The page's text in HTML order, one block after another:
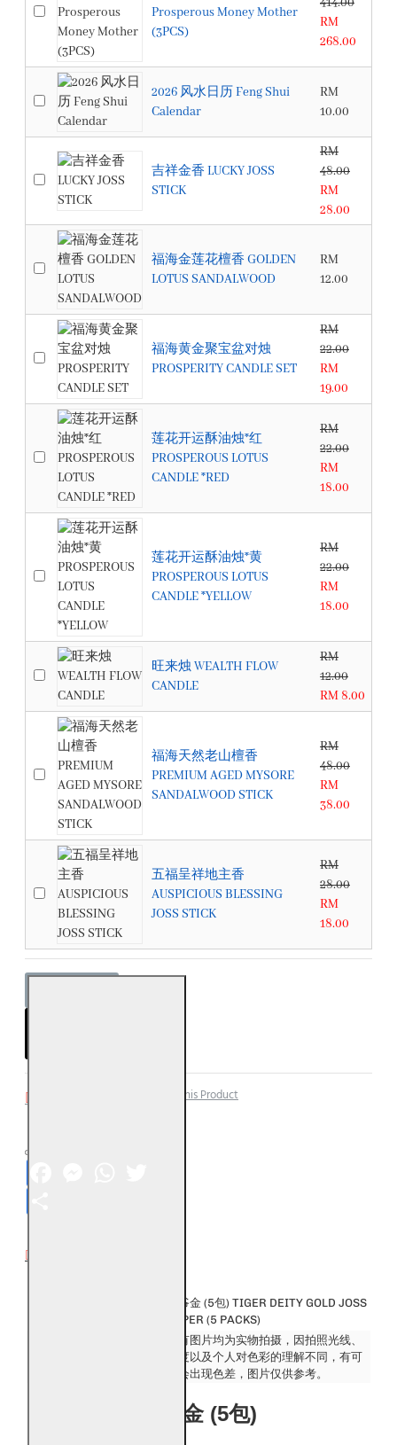
Prosperous Money Mother
(3PCS)
RM
268.00
2026 风水日历 Feng Shui
Calendar
RM
10.00
吉祥金香 LUCKY JOSS
STICK
RM
48.00
RM
28.00
福海金莲花檀香 GOLDEN
LOTUS SANDALWOOD
RM
12.00
福海黄金聚宝盆对烛
PROSPERITY CANDLE SET
RM
22.00
RM
19.00
莲花开运酥油烛*红
PROSPEROUS LOTUS
CANDLE *RED
RM
22.00
RM
18.00
莲花开运酥油烛*黄
PROSPEROUS LOTUS
CANDLE *YELLOW
RM
22.00
RM
18.00
旺来烛 WEALTH FLOW
CANDLE
RM
12.00
RM 8.00
福海天然老山檀香
PREMIUM AGED MYSORE
SANDALWOOD STICK
RM
48.00
RM
38.00
五福呈祥地主香
AUSPICIOUS BLESSING
JOSS STICK
RM
28.00
RM
18.00
Compare this Product
虎爷金 (5包) TIGER DEITY GOLD JOSS
PAPER (5 PACKS)
所有图片均为实物拍摄，因拍照光线、
角度以及个人对色彩的理解不同，有可
能会出现色差，图片仅供参考。
虎爷金 (5包)